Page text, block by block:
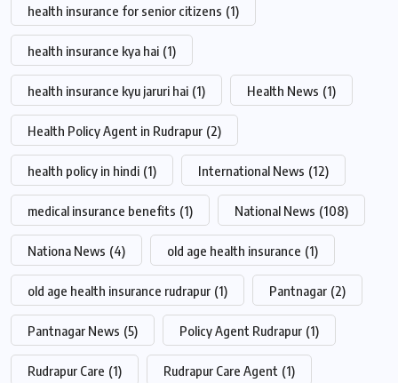
health insurance for senior citizens (1)
health insurance kya hai (1)
health insurance kyu jaruri hai (1) Health News (1)
Health Policy Agent in Rudrapur (2)
health policy in hindi (1) International News (12)
medical insurance benefits (1) National News (108)
Nationa News (4) old age health insurance (1)
old age health insurance rudrapur (1) Pantnagar (2)
Pantnagar News (5) Policy Agent Rudrapur (1)
Rudrapur Care (1) Rudrapur Care Agent (1)